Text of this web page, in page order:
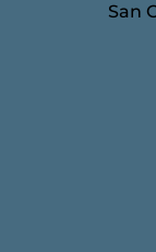
San